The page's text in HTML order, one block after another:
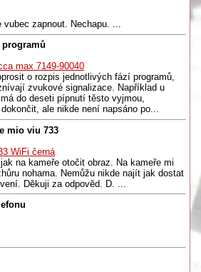
vubec zapnout. Nechapu. ...
max 7149-90040
o rozpis jednotlivých fází programů,
zvukové signalizace. Například u
do deseti pípnutí těsto vyjmou,
ale nikde není napsáno po...
mio viu 733
WiFi černá
na kameře otočit obraz. Na kameře mi
nohama. Nemůžu nikde najít jak dostat
Děkuji za odpověd. D. ...